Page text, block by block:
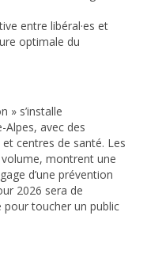
entre libéral·es et
optimale du
» s’installe
Alpes, avec des
centres de santé. Les
montrent une
d’une prévention
2026 sera de
toucher un public